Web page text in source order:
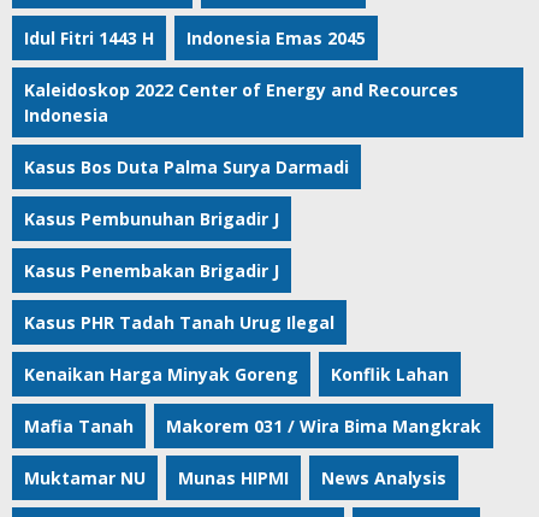
Idul Fitri 1443 H Indonesia Emas 2045
Kaleidoskop 2022 Center of Energy and Recources
Indonesia
Kasus Bos Duta Palma Surya Darmadi
Kasus Pembunuhan Brigadir J
Kasus Penembakan Brigadir J
Kasus PHR Tadah Tanah Urug Ilegal
Kenaikan Harga Minyak Goreng Konflik Lahan
Mafia Tanah Makorem 031 / Wira Bima Mangkrak
Muktamar NU Munas HIPMI News Analysis